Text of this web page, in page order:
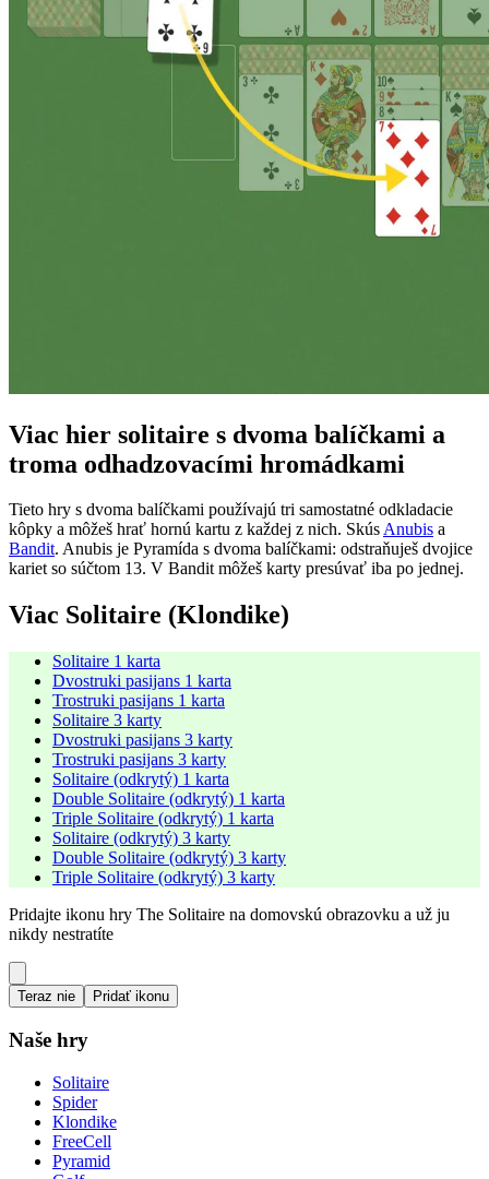
Viac hier solitaire s dvoma balíčkami a
troma odhadzovacími hromádkami
Tieto hry s dvoma balíčkami používajú tri samostatné odkladacie
kôpky a môžeš hrať hornú kartu z každej z nich. SkúsAnubis a
Bandit. Anubis je Pyramída s dvoma balíčkami: odstraňuješ dvojice
kariet so súčtom 13. V Bandit môžeš karty presúvať iba po jednej.
Viac Solitaire (Klondike)
Solitaire 1 karta
Dvostruki pasijans 1 karta
Trostruki pasijans 1 karta
Solitaire 3 karty
Dvostruki pasijans 3 karty
Trostruki pasijans 3 karty
Solitaire (odkrytý) 1 karta
Double Solitaire (odkrytý) 1 karta
Triple Solitaire (odkrytý) 1 karta
Solitaire (odkrytý) 3 karty
Double Solitaire (odkrytý) 3 karty
Triple Solitaire (odkrytý) 3 karty
Pridajte ikonu hry The Solitaire na domovskú obrazovku a už ju
nikdy nestratíte
Teraz nie Pridať ikonu
Naše hry
Solitaire
Spider
Klondike
FreeCell
Pyramid